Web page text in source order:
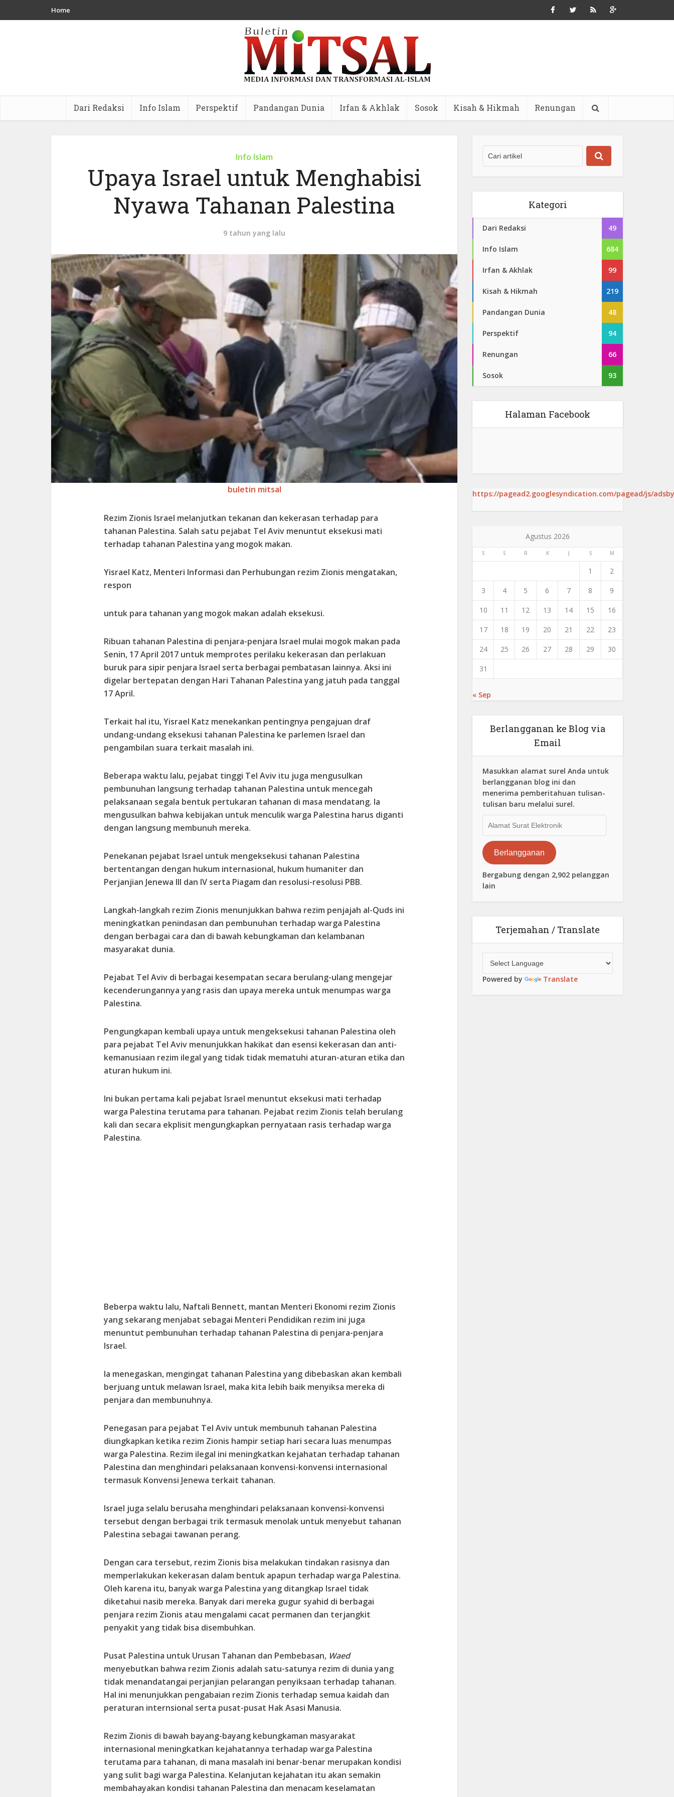
Home
Dari Redaksi Info Islam Perspektif Pandangan Dunia Irfan & Akhlak Sosok Kisah & Hikmah Renungan
Info Islam
Upaya Israel untuk Menghabisi
Nyawa Tahanan Palestina
9 tahun yang lalu
buletin mitsal
Rezim Zionis Israel melanjutkan tekanan dan kekerasan terhadap para
tahanan Palestina. Salah satu pejabat Tel Aviv menuntut eksekusi mati
terhadap tahanan Palestina yang mogok makan.
Yisrael Katz, Menteri Informasi dan Perhubungan rezim Zionis mengatakan,
respon
untuk para tahanan yang mogok makan adalah eksekusi.
Ribuan tahanan Palestina di penjara-penjara Israel mulai mogok makan pada
Senin, 17 April 2017 untuk memprotes perilaku kekerasan dan perlakuan
buruk para sipir penjara Israel serta berbagai pembatasan lainnya. Aksi ini
digelar bertepatan dengan Hari Tahanan Palestina yang jatuh pada tanggal
17 April.
Terkait hal itu, Yisrael Katz menekankan pentingnya pengajuan draf
undang-undang eksekusi tahanan Palestina ke parlemen Israel dan
pengambilan suara terkait masalah ini.
Beberapa waktu lalu, pejabat tinggi Tel Aviv itu juga mengusulkan
pembunuhan langsung terhadap tahanan Palestina untuk mencegah
pelaksanaan segala bentuk pertukaran tahanan di masa mendatang. Ia
mengusulkan bahwa kebijakan untuk menculik warga Palestina harus diganti
dengan langsung membunuh mereka.
Penekanan pejabat Israel untuk mengeksekusi tahanan Palestina
bertentangan dengan hukum internasional, hukum humaniter dan
Perjanjian Jenewa III dan IV serta Piagam dan resolusi-resolusi PBB.
Langkah-langkah rezim Zionis menunjukkan bahwa rezim penjajah al-Quds ini
meningkatkan penindasan dan pembunuhan terhadap warga Palestina
dengan berbagai cara dan di bawah kebungkaman dan kelambanan
masyarakat dunia.
Pejabat Tel Aviv di berbagai kesempatan secara berulang-ulang mengejar
kecenderungannya yang rasis dan upaya mereka untuk menumpas warga
Palestina.
Pengungkapan kembali upaya untuk mengeksekusi tahanan Palestina oleh
para pejabat Tel Aviv menunjukkan hakikat dan esensi kekerasan dan anti-
kemanusiaan rezim ilegal yang tidak tidak mematuhi aturan-aturan etika dan
aturan hukum ini.
Ini bukan pertama kali pejabat Israel menuntut eksekusi mati terhadap
warga Palestina terutama para tahanan. Pejabat rezim Zionis telah berulang
kali dan secara ekplisit mengungkapkan pernyataan rasis terhadap warga
Palestina.
Beberpa waktu lalu, Naftali Bennett, mantan Menteri Ekonomi rezim Zionis
yang sekarang menjabat sebagai Menteri Pendidikan rezim ini juga
menuntut pembunuhan terhadap tahanan Palestina di penjara-penjara
Israel.
Ia menegaskan, mengingat tahanan Palestina yang dibebaskan akan kembali
berjuang untuk melawan Israel, maka kita lebih baik menyiksa mereka di
penjara dan membunuhnya.
Penegasan para pejabat Tel Aviv untuk membunuh tahanan Palestina
diungkapkan ketika rezim Zionis hampir setiap hari secara luas menumpas
warga Palestina. Rezim ilegal ini meningkatkan kejahatan terhadap tahanan
Palestina dan menghindari pelaksanaan konvensi-konvensi internasional
termasuk Konvensi Jenewa terkait tahanan.
Israel juga selalu berusaha menghindari pelaksanaan konvensi-konvensi
tersebut dengan berbagai trik termasuk menolak untuk menyebut tahanan
Palestina sebagai tawanan perang.
Dengan cara tersebut, rezim Zionis bisa melakukan tindakan rasisnya dan
memperlakukan kekerasan dalam bentuk apapun terhadap warga Palestina.
Oleh karena itu, banyak warga Palestina yang ditangkap Israel tidak
diketahui nasib mereka. Banyak dari mereka gugur syahid di berbagai
penjara rezim Zionis atau mengalami cacat permanen dan terjangkit
penyakit yang tidak bisa disembuhkan.
Pusat Palestina untuk Urusan Tahanan dan Pembebasan, Waed
menyebutkan bahwa rezim Zionis adalah satu-satunya rezim di dunia yang
tidak menandatangai perjanjian pelarangan penyiksaan terhadap tahanan.
Hal ini menunjukkan pengabaian rezim Zionis terhadap semua kaidah dan
peraturan internsional serta pusat-pusat Hak Asasi Manusia.
Rezim Zionis di bawah bayang-bayang kebungkaman masyarakat
internasional meningkatkan kejahatannya terhadap warga Palestina
terutama para tahanan, di mana masalah ini benar-benar merupakan kondisi
yang sulit bagi warga Palestina. Kelanjutan kejahatan itu akan semakin
membahayakan kondisi tahanan Palestina dan menacam keselamatan
Kategori
Dari Redaksi 49
Info Islam 684
Irfan & Akhlak 99
Kisah & Hikmah 219
Pandangan Dunia 48
Perspektif 94
Renungan 66
Sosok 93
Halaman Facebook
https://pagead2.googlesyndication.com/pagead/js/
Agustus 2026
S S R K J S M
1 2
3 4 5 6 7 8 9
10 11 12 13 14 15 16
17 18 19 20 21 22 23
24 25 26 27 28 29 30
31
« Sep
Berlangganan ke Blog via
Email
Masukkan alamat surel Anda untuk
berlangganan blog ini dan
menerima pemberitahuan tulisan-
tulisan baru melalui surel.
Surat
Elektronik
Berlangganan
Bergabung dengan 2,902 pelanggan
lain
Terjemahan / Translate
Powered by Translate